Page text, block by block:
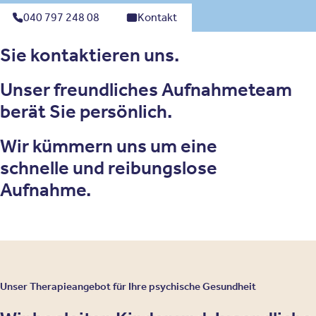
040 797 248 08 Kontakt
Sie kontaktieren uns.
Unser freundliches Aufnahmeteam
berät Sie persönlich.
Wir kümmern uns um eine
schnelle und reibungslose
Aufnahme.
Unser Therapieangebot für Ihre psychische Gesundheit